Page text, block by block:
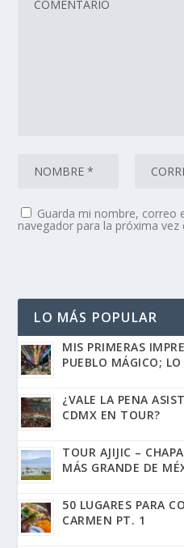
Guarda mi nombre, correo
navegador para la próxima vez
LO MÁS POPULAR
MIS PRIMERAS
PUEBLO MÁGICO;
¿VALE LA PENA
CDMX EN TOUR?
TOUR AJIJIC –
MÁS GRANDE DE
50 LUGARES PARA
CARMEN PT. 1